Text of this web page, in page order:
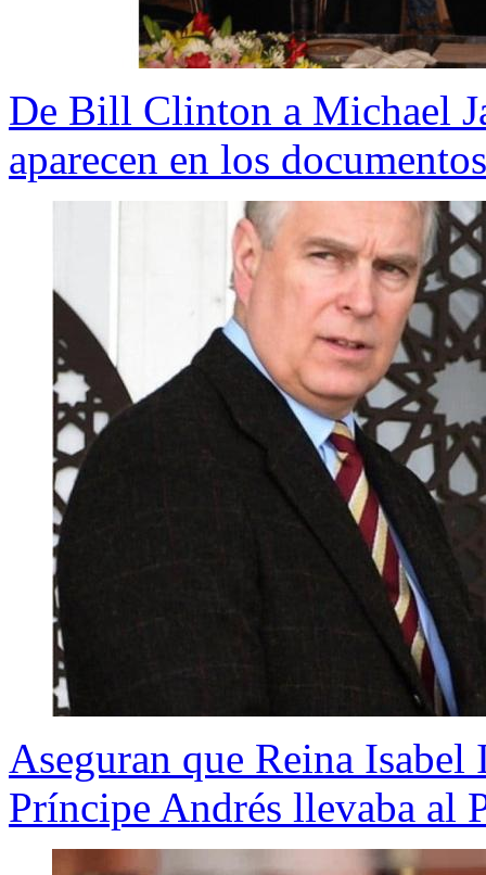
De Bill Clinton a Michael
aparecen en los
Aseguran que Reina
Príncipe Andrés llevaba al